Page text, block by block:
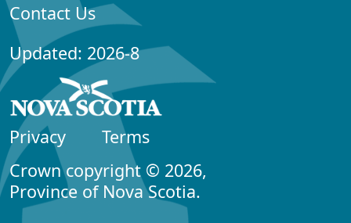
Contact Us
Updated: 2026-8
Privacy
Terms
Crown copyright © 2026,
Province of Nova Scotia.